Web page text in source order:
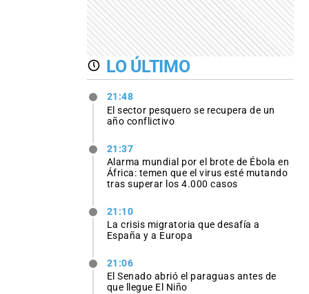
LO ÚLTIMO
21:48
El sector pesquero se recupera de un
año conflictivo
21:37
Alarma mundial por el brote de Ébola en
África: temen que el virus esté mutando
tras superar los 4.000 casos
21:10
La crisis migratoria que desafía a
España y a Europa
21:06
El Senado abrió el paraguas antes de
que llegue El Niño